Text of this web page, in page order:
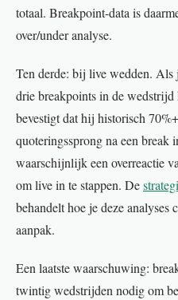
totaal. Breakpoint-data is
over/under analyse.
Ten derde: bij live wedden. Als
drie breakpoints in de wedstrijd
bevestigt dat hij historisch
quoteringssprong na een break
waarschijnlijk een overreactie
om live in te stappen. De
behandelt hoe je deze analyses
aanpak.
Een laatste waarschuwing:
twintig wedstrijden nodig om